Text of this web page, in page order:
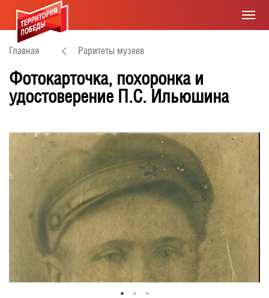
Главная Раритеты музеев
Фотокарточка, похоронка и
удостоверение П.С. Ильюшина